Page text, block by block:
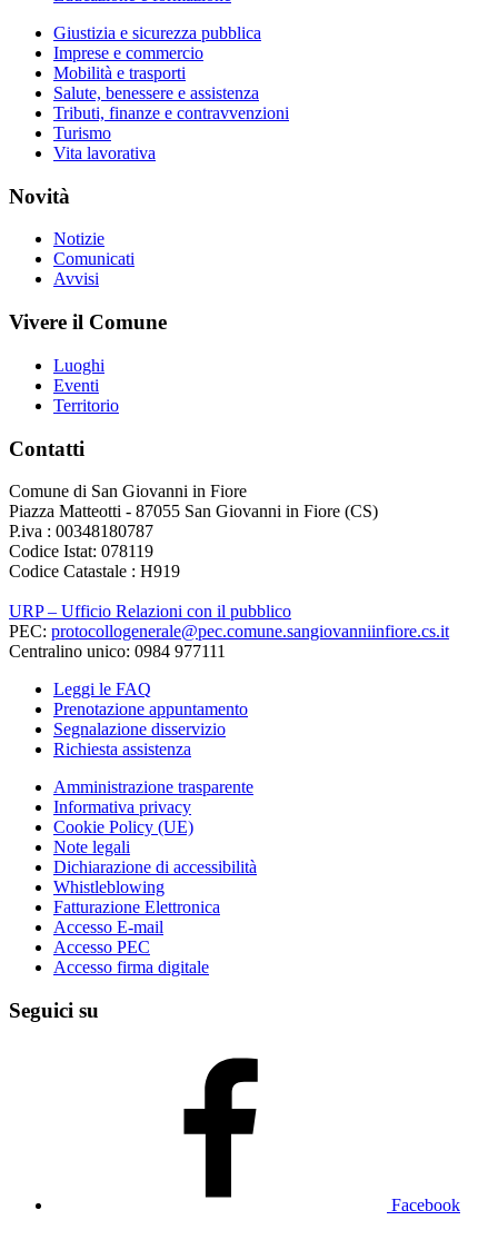
Giustizia e sicurezza pubblica
Imprese e commercio
Mobilità e trasporti
Salute, benessere e assistenza
Tributi, finanze e contravvenzioni
Turismo
Vita lavorativa
Novità
Notizie
Comunicati
Avvisi
Vivere il Comune
Luoghi
Eventi
Territorio
Contatti
Comune di San Giovanni in Fiore
Piazza Matteotti - 87055 San Giovanni in Fiore (CS)
P.iva : 00348180787
Codice Istat: 078119
Codice Catastale : H919
URP – Ufficio Relazioni con il pubblico
PEC: protocollogenerale@pec.comune.sangiovanniinfiore.cs.it
Centralino unico: 0984 977111
Leggi le FAQ
Prenotazione appuntamento
Segnalazione disservizio
Richiesta assistenza
Amministrazione trasparente
Informativa privacy
Cookie Policy (UE)
Note legali
Dichiarazione di accessibilità
Whistleblowing
Fatturazione Elettronica
Accesso E-mail
Accesso PEC
Accesso firma digitale
Seguici su
Facebook